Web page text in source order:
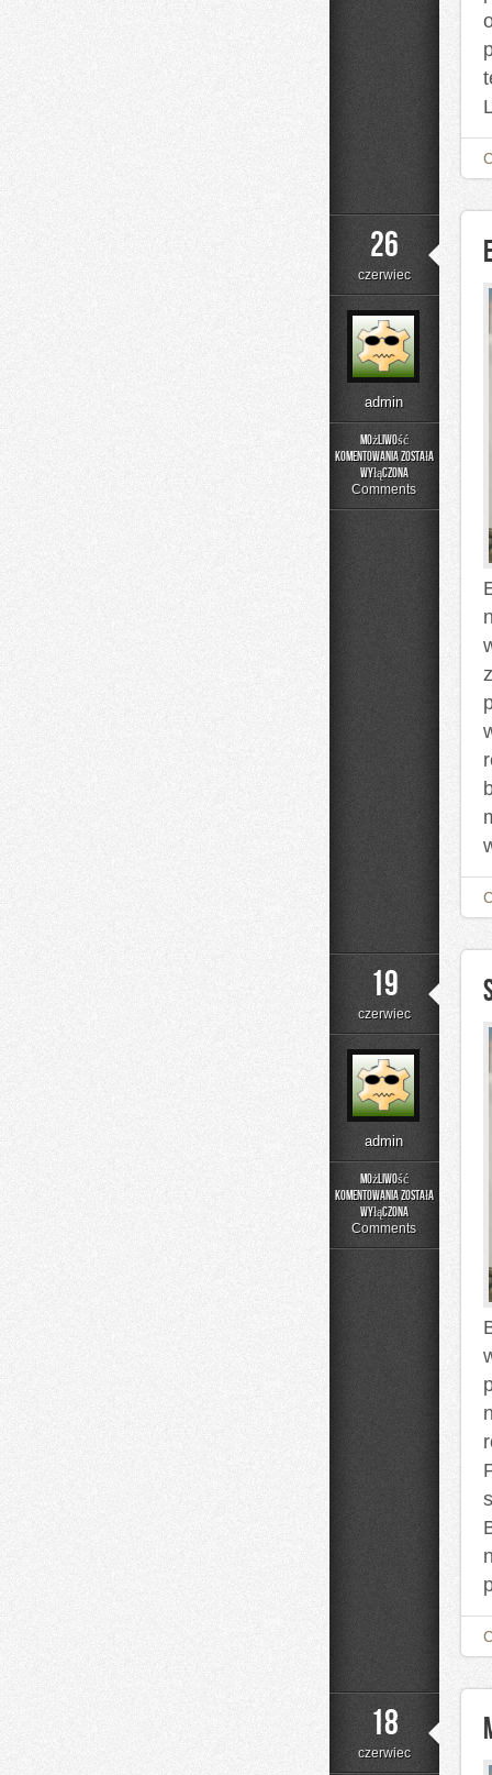
26
czerwiec
admin
Możliwość
komentowania
Edukacja
Styl
została
wyłączona
Comments
19
czerwiec
admin
Możliwość
komentowania
Składniki
lupą
została
wyłączona
Comments
18
czerwiec